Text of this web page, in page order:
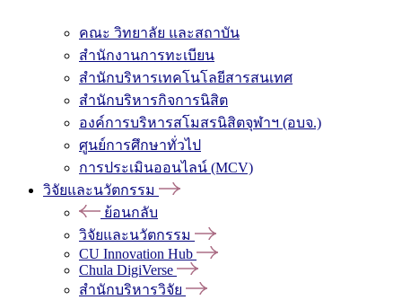
คณะ วิทยาลัย และสถาบัน
สำนักงานการทะเบียน
สำนักบริหารเทคโนโลยีสารสนเทศ
สำนักบริหารกิจการนิสิต
องค์การบริหารสโมสรนิสิตจุฬาฯ (อบจ.)
ศูนย์การศึกษาทั่วไป
การประเมินออนไลน์ (MCV)
วิจัยและนวัตกรรม
ย้อนกลับ
วิจัยและนวัตกรรม
CU Innovation Hub
Chula DigiVerse
สำนักบริหารวิจัย